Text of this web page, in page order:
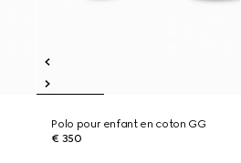
Polo pour enfant en coton GG
€ 350